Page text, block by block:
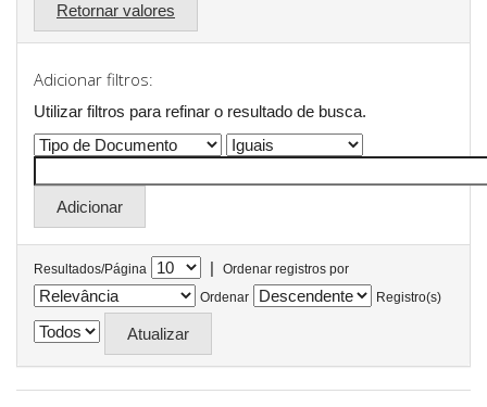
Retornar valores
Adicionar filtros:
Utilizar filtros para refinar o resultado de busca.
Resultados/Página |
Ordenar registros por
Ordenar
Registro(s)